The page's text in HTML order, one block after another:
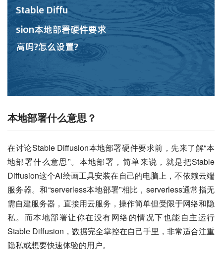
本地部署什么意思？
在讨论Stable Diffusion本地部署硬件要求前，先来了解“本
地部署什么意思”。本地部署，简单来说，就是把Stable
Diffusion这个AI绘画工具安装在自己的电脑上，不依赖云端
服务器。和“serverless本地部署”相比，serverless通常指无
需自建服务器，直接用云服务，操作简单但受限于网络和隐
私。而本地部署让你在没有网络的情况下也能自主运行
Stable Diffusion，数据完全掌控在自己手里，非常适合注重
隐私或想要快速体验的用户。